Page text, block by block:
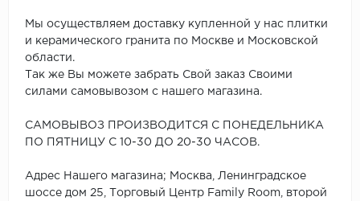
Мы осуществляем доставку купленной у нас плитки
и керамического гранита по Москве и Московской
области.
Так же Вы можете забрать Свой заказ Своими
силами самовывозом с нашего магазина.
САМОВЫВОЗ ПРОИЗВОДИТСЯ С ПОНЕДЕЛЬНИКА
ПО ПЯТНИЦУ С 10-30 ДО 20-30 ЧАСОВ.
Адрес Нашего магазина; Москва, Ленинградское
шоссе дом 25, Торговый Центр Family Room, второй